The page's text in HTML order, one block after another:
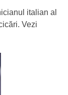
italian al
Vezi